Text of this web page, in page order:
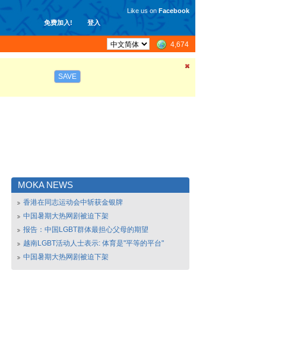
免费加入! 登入
Like us on Facebook
4,674
SAVE
MOKA NEWS
香港在同志运动会中斩获金银牌
中国暑期大热网剧被迫下架
报告：中国LGBT群体最担心父母的期望
越南LGBT活动人士表示: 体育是"平等的平台"
中国暑期大热网剧被迫下架